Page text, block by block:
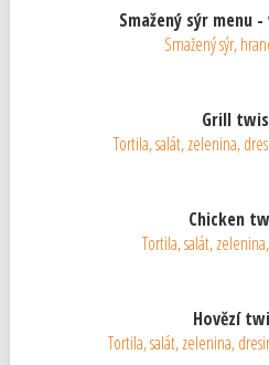
Smažený sýr menu
Smažený sýr,
Grill
Tortila, salát, zelenina,
Chicken
Tortila, salát,
Hovězí
Tortila, salát, zelenina,